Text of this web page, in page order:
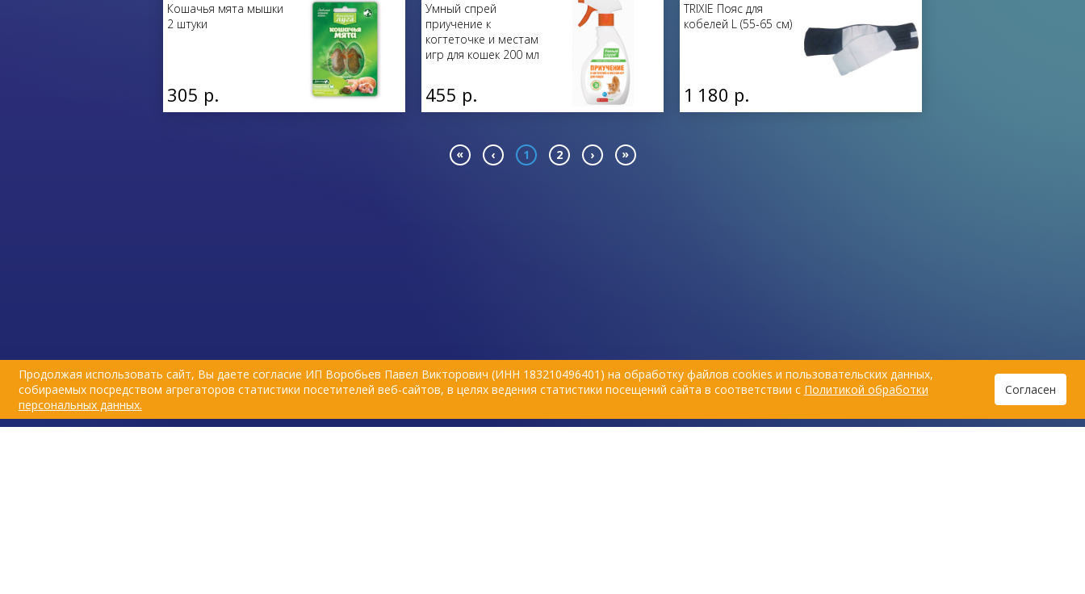
Продолжая использовать сайт, Вы даете согласие ИП Воробьев Павел Викторович (ИНН 183210496401) на обработку файлов cookies и пользовательских данных,
собираемых посредством агрегаторов статистики посетителей веб-сайтов, в целях ведения статистики посещений сайта в соответствии с Политикой обработки
персональных данных.
Согласен
Кошачья мята мышки
2 штуки
305 р.
Умный спрей
приучение к
когтеточке и местам
игр для кошек 200 мл
455 р.
TRIXIE Пояс для
кобелей L (55-65 см)
1 180 р.
« ‹ 1 2 › »